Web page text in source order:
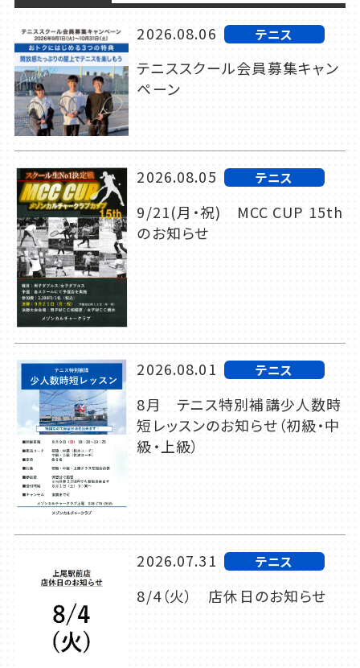
2026.08.06 テニス
テニススクール会員募集キャン
ペーン
2026.08.05 テニス
9/21(月・祝) MCC CUP 15th
のお知らせ
2026.08.01 テニス
8月 テニス特別補講少人数時
短レッスンのお知らせ（初級・中
級・上級）
2026.07.31 テニス
8/4（火） 店休日のお知らせ